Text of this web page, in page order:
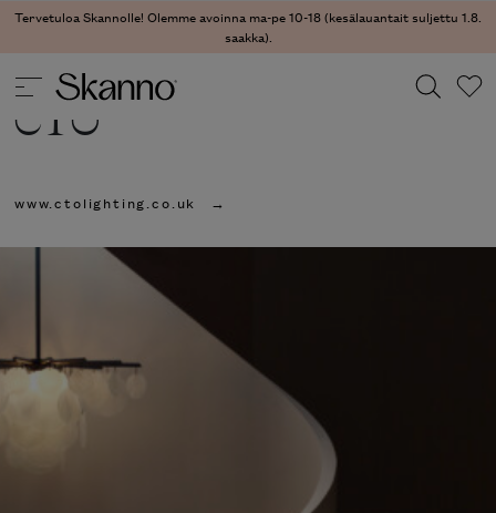
Tervetuloa Skannolle! Olemme avoinna ma-pe 10-18 (kesälauantait suljettu 1.8.
saakka).
Type 2 or more characters for results.
CTO
www.ctolighting.co.uk